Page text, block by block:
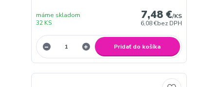
7,48 €/KS
6,08 €bez DPH
máme skladom
32 KS
Pridať do košíka